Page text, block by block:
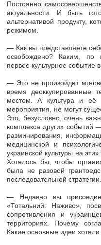
Постоянно
актуальности. И быть
альтернативой продукту,
режимом.
— Как вы представляете
освобождено? Каким,
первое культурное событие
— Это не произойдет
время деоккупированные
местом. А культура и её
мероприятия, не могут
Это, безусловно, очень
комплекса других событий
разминирования,
медицинской и
украинской культуры на
Хотелось бы, чтобы
была не разовой
последовательной стратегии.
— Недавно вы
«Тотальний: Наживо»,
сопротивления и
территориях. Почему
Какие основные идеи